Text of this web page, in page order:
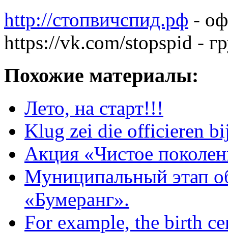
http://стопвичспид.рф -
https://vk.com/stopspid -
Похожие материалы:
Лето, на старт!!!
Klug zei die officieren
Акция «Чистое
Муниципальный этап
«Бумеранг».
For example, the birth